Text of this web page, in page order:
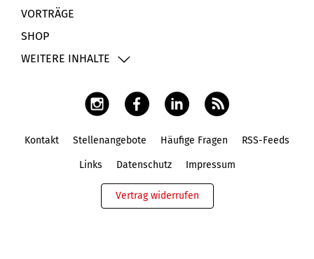
VORTRÄGE
SHOP
WEITERE INHALTE
Kontakt Stellenangebote Häufige Fragen RSS-Feeds
Links Datenschutz Impressum
Vertrag widerrufen